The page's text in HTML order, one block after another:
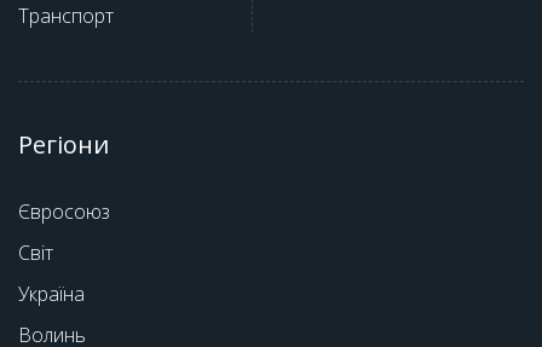
Транспорт
Регіони
Євросоюз
Світ
Україна
Волинь